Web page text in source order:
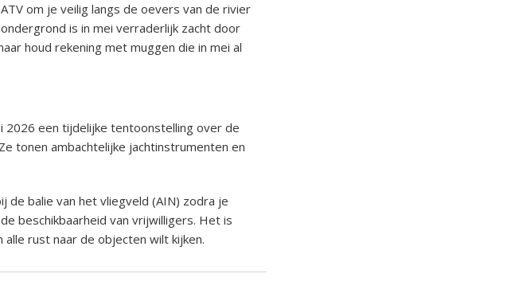
om je veilig langs de oevers van de rivier
is in mei verraderlijk zacht door
houd rekening met muggen die in mei al
2026 een tijdelijke tentoonstelling over de
tonen ambachtelijke jachtinstrumenten en
de balie van het vliegveld (AIN) zodra je
beschikbaarheid van vrijwilligers. Het is
rust naar de objecten wilt kijken.